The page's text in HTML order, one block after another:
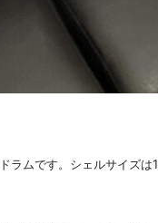
ラムです。シェルサイズは